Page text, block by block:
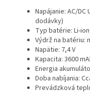
Napájanie: AC/DC
dodávky)
Typ batérie: Li-ion
Výdrž na batériu:
Napätie: 7,4 V
Kapacita: 3600
Energia
Doba nabíjania:
Prevádzková